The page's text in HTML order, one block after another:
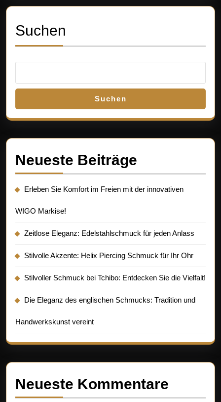
Suchen
Suchen
Neueste Beiträge
Erleben Sie Komfort im Freien mit der innovativen
WIGO Markise!
Zeitlose Eleganz: Edelstahlschmuck für jeden Anlass
Stilvolle Akzente: Helix Piercing Schmuck für Ihr Ohr
Stilvoller Schmuck bei Tchibo: Entdecken Sie die Vielfalt!
Die Eleganz des englischen Schmucks: Tradition und
Handwerkskunst vereint
Neueste Kommentare